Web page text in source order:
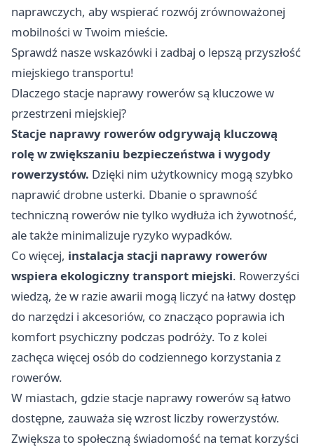
naprawczych, aby wspierać rozwój zrównoważonej
mobilności w Twoim mieście.
Sprawdź nasze wskazówki i zadbaj o lepszą przyszłość
miejskiego transportu!
Dlaczego stacje naprawy rowerów są kluczowe w
przestrzeni miejskiej?
Stacje naprawy rowerów odgrywają kluczową
rolę w zwiększaniu bezpieczeństwa i wygody
rowerzystów. Dzięki nim użytkownicy mogą szybko
naprawić drobne usterki. Dbanie o sprawność
techniczną rowerów nie tylko wydłuża ich żywotność,
ale także minimalizuje ryzyko wypadków.
Co więcej, instalacja stacji naprawy rowerów
wspiera ekologiczny transport miejski. Rowerzyści
wiedzą, że w razie awarii mogą liczyć na łatwy dostęp
do narzędzi i akcesoriów, co znacząco poprawia ich
komfort psychiczny podczas podróży. To z kolei
zachęca więcej osób do codziennego korzystania z
rowerów.
W miastach, gdzie stacje naprawy rowerów są łatwo
dostępne, zauważa się wzrost liczby rowerzystów.
Zwiększa to społeczną świadomość na temat korzyści